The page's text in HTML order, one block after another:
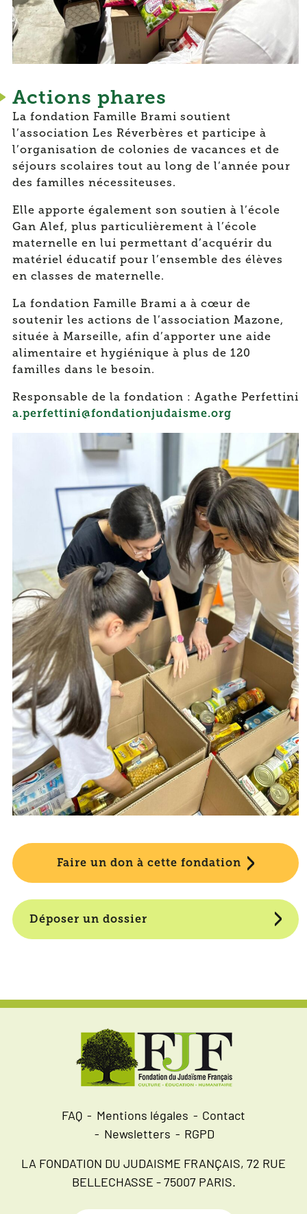
Actions phares
La fondation Famille Brami soutient
l’association Les Réverbères et participe à
l’organisation de colonies de vacances et de
séjours scolaires tout au long de l’année pour
des familles nécessiteuses.
Elle apporte également son soutien à l’école
Gan Alef, plus particulièrement à l’école
maternelle en lui permettant d’acquérir du
matériel éducatif pour l’ensemble des élèves
en classes de maternelle.
La fondation Famille Brami a à cœur de
soutenir les actions de l’association Mazone,
située à Marseille, afin d’apporter une aide
alimentaire et hygiénique à plus de 120
familles dans le besoin.
Responsable de la fondation : Agathe Perfettini
a.perfettini@fondationjudaisme.org
Faire un don à cette fondation
Déposer un dossier
FAQ Mentions légales
Contact
Newsletters
RGPD
LA FONDATION DU JUDAISME FRANÇAIS, 72 RUE
BELLECHASSE - 75007 PARIS.